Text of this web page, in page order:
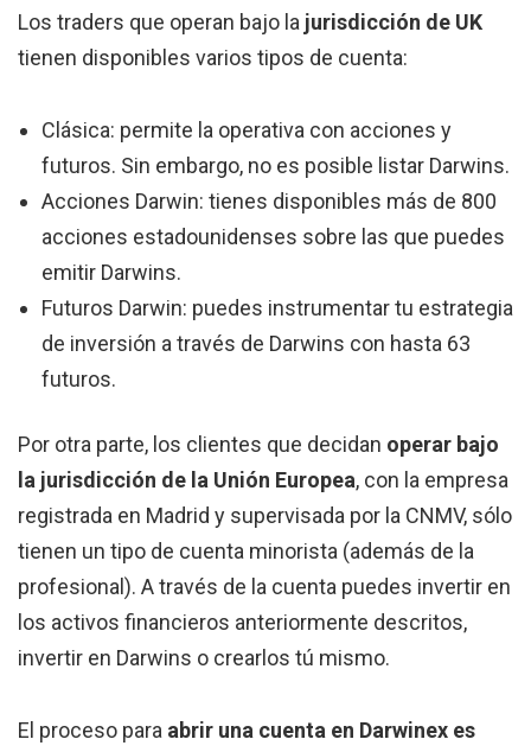
Los traders que operan bajo la jurisdicción de UK
tienen disponibles varios tipos de cuenta:
Clásica: permite la operativa con acciones y
futuros. Sin embargo, no es posible listar Darwins.
Acciones Darwin: tienes disponibles más de 800
acciones estadounidenses sobre las que puedes
emitir Darwins.
Futuros Darwin: puedes instrumentar tu estrategia
de inversión a través de Darwins con hasta 63
futuros.
Por otra parte, los clientes que decidan operar bajo
la jurisdicción de la Unión Europea, con la empresa
registrada en Madrid y supervisada por la CNMV, sólo
tienen un tipo de cuenta minorista (además de la
profesional). A través de la cuenta puedes invertir en
los activos financieros anteriormente descritos,
invertir en Darwins o crearlos tú mismo.
El proceso para abrir una cuenta en Darwinex es